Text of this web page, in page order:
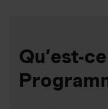
Qu’est-